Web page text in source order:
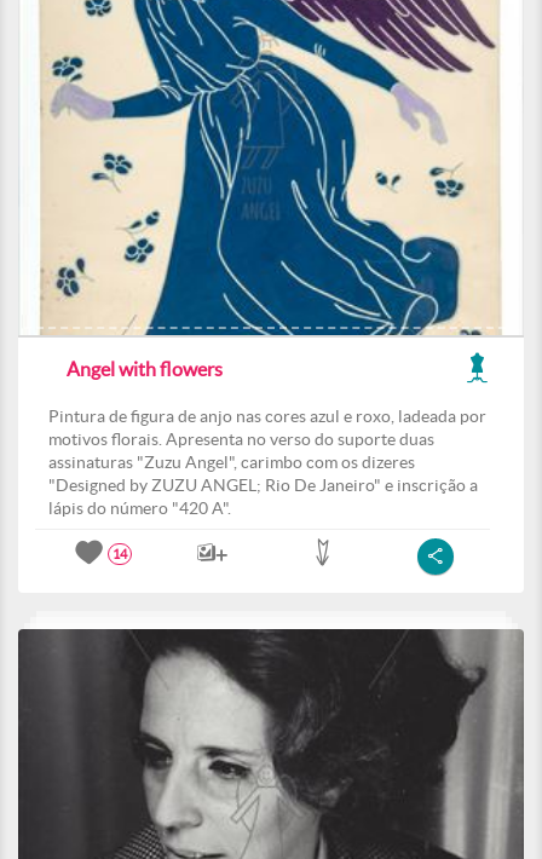
Angel with flowers
Pintura de figura de anjo nas cores azul e roxo, ladeada por
motivos florais. Apresenta no verso do suporte duas
assinaturas "Zuzu Angel", carimbo com os dizeres
"Designed by ZUZU ANGEL; Rio De Janeiro" e inscrição a
lápis do número "420 A".
14